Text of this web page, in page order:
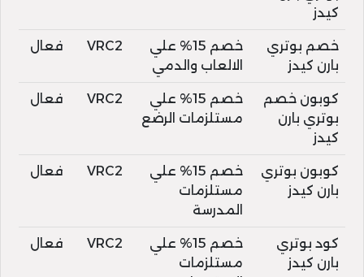
كيدز
خصم بوتري
بارن كيدز
خصم 15% علي
الالعاب والدمي
VRC2 فعال
كوبون خصم
بوتري بارن
كيدز
خصم 15% علي
مستلزمات الرضع
VRC2 فعال
كوبون بوتري
بارن كيدز
خصم 15% علي
مستلزمات
المدرسة
VRC2 فعال
كود بوتري
بارن كيدز
خصم 15% علي
مستلزمات
VRC2 فعال